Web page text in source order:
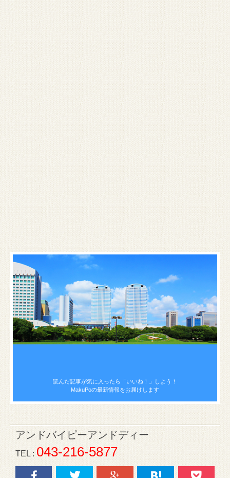
読んだ記事が気に入ったら 「いいね！」しよう！
MakuPoの最新情報をお届けします
アンドバイピーアンドディー
TEL : 043-216-5877